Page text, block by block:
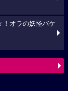
オラの妖怪バケ